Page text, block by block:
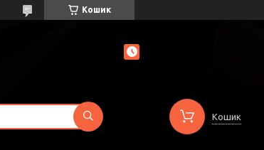
Кошик
Кошик